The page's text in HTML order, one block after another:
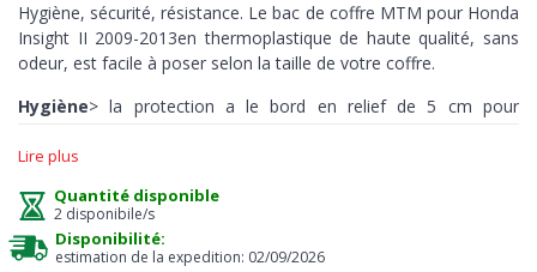
Hygiène, sécurité, résistance. Le bac de coffre MTM pour Honda
Insight II 2009-2013en thermoplastique de haute qualité, sans
odeur, est facile à poser selon la taille de votre coffre.
Hygiène> la protection a le bord en relief de 5 cm pour
moment un entretien facile et immédiat, juste un jet d'eau, et
Sécurité> le mouvement de la charge est limité par la surface
antidérapante présente au milieu, il est donc idéal pour
Lire plus
Quantité disponible
2 disponibile/s
Disponibilité:
estimation de la expedition: 02/09/2026